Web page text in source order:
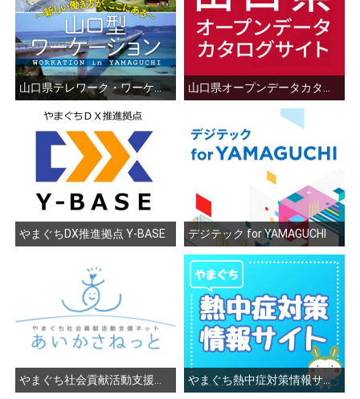
山口県テレワーク・ワーケーション総合案内サイト
やまぐちDX推進拠点 Y-BASE デジテック for YAMAGUCHI